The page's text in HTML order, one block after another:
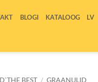
BLOGI KATALOOG LV
BEST / GRAANULID